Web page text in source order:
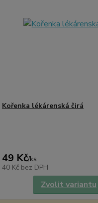
Kořenka lékárenská čirá
49 Kč/ks
40 Kč bez DPH
Zvolit variantu